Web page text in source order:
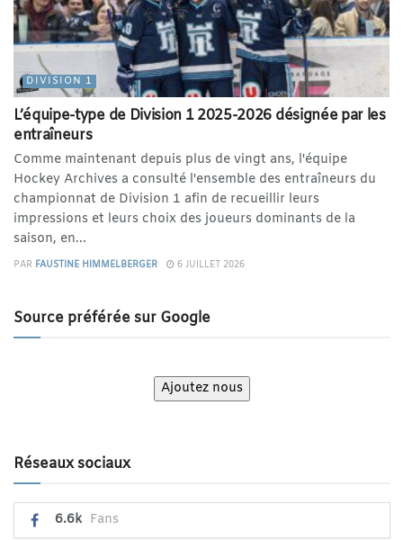
DIVISION 1
L’équipe-type de Division 1 2025-2026 désignée par les
entraîneurs
Comme maintenant depuis plus de vingt ans, l'équipe
Hockey Archives a consulté l'ensemble des entraîneurs du
championnat de Division 1 afin de recueillir leurs
impressions et leurs choix des joueurs dominants de la
saison, en...
PAR FAUSTINE HIMMELBERGER 6 JUILLET 2026
Source préférée sur Google
Ajoutez nous
Réseaux sociaux
6.6k Fans